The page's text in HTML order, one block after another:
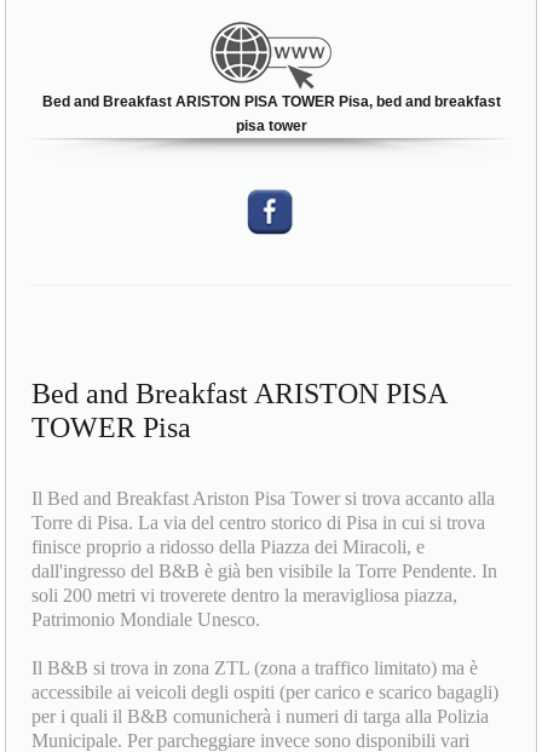
Bed and Breakfast ARISTON PISA TOWER Pisa, bed and breakfast
pisa tower
Bed and Breakfast ARISTON PISA
TOWER Pisa
Il Bed and Breakfast Ariston Pisa Tower si trova accanto alla
Torre di Pisa. La via del centro storico di Pisa in cui si trova
finisce proprio a ridosso della Piazza dei Miracoli, e
dall'ingresso del B&B è già ben visibile la Torre Pendente. In
soli 200 metri vi troverete dentro la meravigliosa piazza,
Patrimonio Mondiale Unesco.
Il B&B si trova in zona ZTL (zona a traffico limitato) ma è
accessibile ai veicoli degli ospiti (per carico e scarico bagagli)
per i quali il B&B comunicherà i numeri di targa alla Polizia
Municipale. Per parcheggiare invece sono disponibili vari